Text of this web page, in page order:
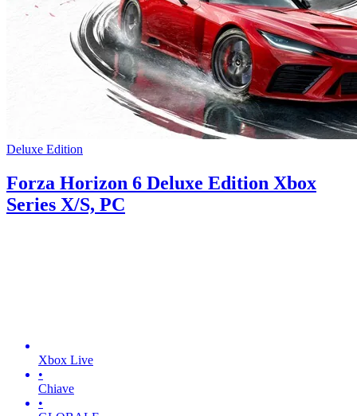
Deluxe Edition
Forza Horizon 6 Deluxe Edition Xbox
Series X/S, PC
Xbox Live
•
Chiave
•